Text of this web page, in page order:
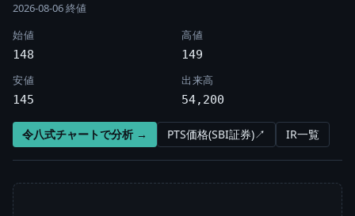
2026-08-06 終値
始値
148
高値
149
安値
145
出来高
54,200
令八式チャートで分析 → PTS価格(SBI証券)↗ IR一覧